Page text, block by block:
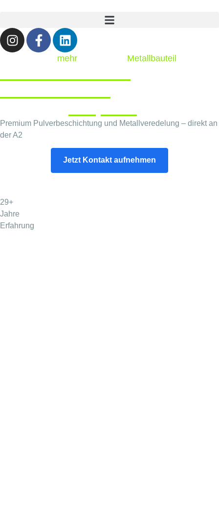
mehr Metallbauteil
Premium Pulverbeschichtung und Metallveredelung – direkt an
der A2
Jetzt Kontakt aufnehmen
29+
Jahre
Erfahrung